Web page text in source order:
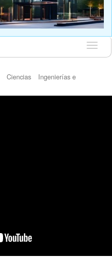
Idioma
Ciencias
Ingenierías e